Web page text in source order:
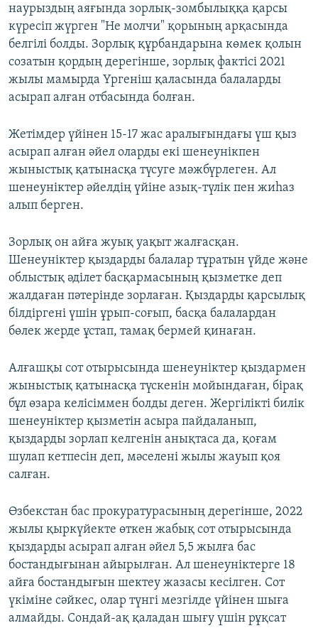
наурыздың аяғында зорлық-зомбылыққа қарсы
күресіп жүрген "Не молчи" қорының арқасында
белгілі болды. Зорлық құрбандарына көмек қолын
созатын қордың дерегінше, зорлық фактісі 2021
жылы мамырда Үргеніш қаласында балаларды
асырап алған отбасында болған.
Жетімдер үйінен 15-17 жас аралығындағы үш қыз
асырап алған әйел оларды екі шенеунікпен
жыныстық қатынасқа түсуге мәжбүрлеген. Ал
шенеуніктер әйелдің үйіне азық-түлік пен жиһаз
алып берген.
Зорлық он айға жуық уақыт жалғасқан.
Шенеуніктер қыздарды балалар тұратын үйде және
облыстық әділет басқармасының қызметке деп
жалдаған пәтерінде зорлаған. Қыздарды қарсылық
білдіргені үшін ұрып-соғып, басқа балалардан
бөлек жерде ұстап, тамақ бермей қинаған.
Алғашқы сот отырысында шенеуніктер қыздармен
жыныстық қатынасқа түскенін мойындаған, бірақ
бұл өзара келісіммен болды деген. Жергілікті билік
шенеуніктер қызметін асыра пайдаланып,
қыздарды зорлап келгенін анықтаса да, қоғам
шулап кетпесін деп, мәселені жылы жауып қоя
салған.
Өзбекстан бас прокуратурасының дерегінше, 2022
жылы қыркүйекте өткен жабық сот отырысында
қыздарды асырап алған әйел 5,5 жылға бас
бостандығынан айырылған. Ал шенеуніктерге 18
айға бостандығын шектеу жазасы кесілген. Сот
үкіміне сәйкес, олар түнгі мезгілде үйінен шыға
алмайды. Сондай-ақ қаладан шығу үшін рұқсат